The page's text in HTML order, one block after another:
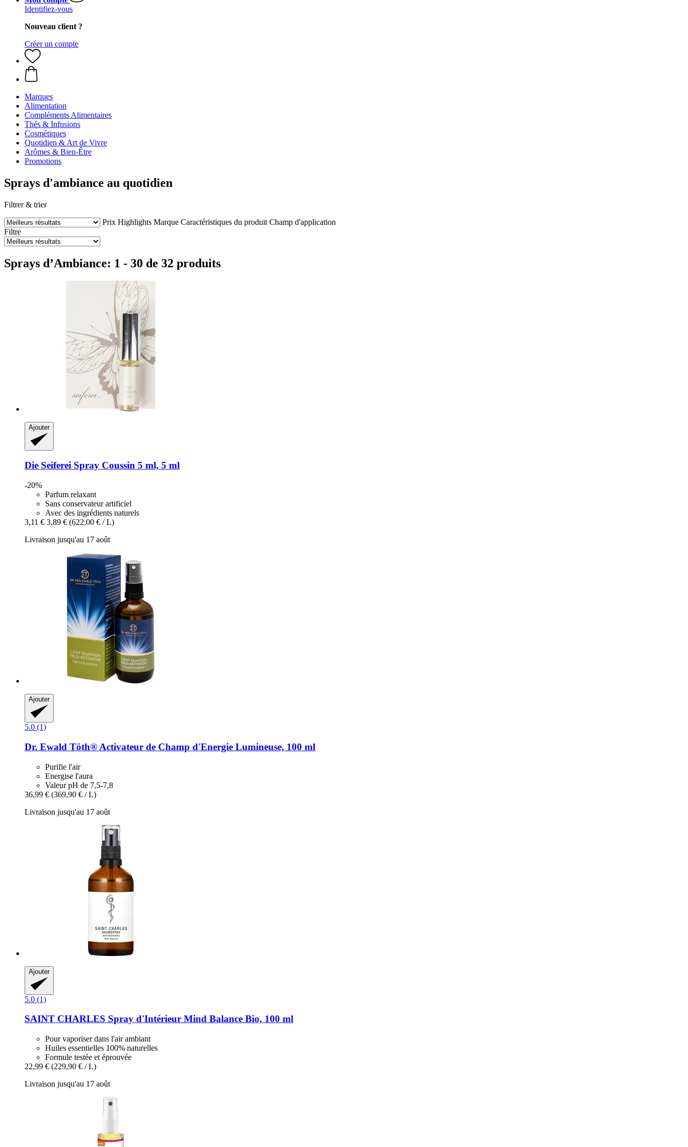
Identifiez-vous
Nouveau client ?
Créer un compte
Marques
Alimentation
Compléments Alimentaires
Thés & Infusions
Cosmétiques
Quotidien & Art de Vivre
Arômes & Bien-Être
Promotions
Sprays d'ambiance au quotidien
Filtrer & trier
Prix Highlights Marque Caractéristiques du produit Champ d'application
Filtre
Sprays d’Ambiance: 1 - 30 de 32 produits
Ajouter
Die Seiferei Spray Coussin 5 ml, 5 ml
-20%
Parfum relaxant
Sans conservateur artificiel
Avec des ingrédients naturels
3,11 € 3,89 € (622,00 € / L)
Livraison jusqu'au 17 août
Ajouter
5.0 (1)
Dr. Ewald Töth® Activateur de Champ d'Energie Lumineuse, 100 ml
Purifie l'air
Energise l'aura
Valeur pH de 7,5-7,8
36,99 € (369,90 € / L)
Livraison jusqu'au 17 août
Ajouter
5.0 (1)
SAINT CHARLES Spray d'Intérieur Mind Balance Bio, 100 ml
Pour vaporiser dans l'air ambiant
Huiles essentielles 100% naturelles
Formule testée et éprouvée
22,99 € (229,90 € / L)
Livraison jusqu'au 17 août